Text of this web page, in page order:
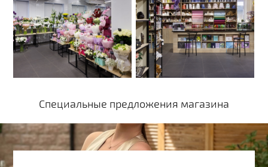
Специальные предложения магазина